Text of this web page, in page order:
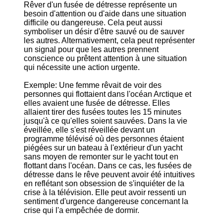
Rêver d'un fusée de détresse représente un
besoin d'attention ou d'aide dans une situation
difficile ou dangereuse. Cela peut aussi
symboliser un désir d'être sauvé ou de sauver
les autres. Alternativement, cela peut représenter
un signal pour que les autres prennent
conscience ou prêtent attention à une situation
qui nécessite une action urgente.
Exemple: Une femme rêvait de voir des
personnes qui flottaient dans l'océan Arctique et
elles avaient une fusée de détresse. Elles
allaient tirer des fusées toutes les 15 minutes
jusqu'à ce qu'elles soient sauvées. Dans la vie
éveillée, elle s'est réveillée devant un
programme télévisé où des personnes étaient
piégées sur un bateau à l'extérieur d'un yacht
sans moyen de remonter sur le yacht tout en
flottant dans l'océan. Dans ce cas, les fusées de
détresse dans le rêve peuvent avoir été intuitives
en reflétant son obsession de s'inquiéter de la
crise à la télévision. Elle peut avoir ressenti un
sentiment d'urgence dangereuse concernant la
crise qui l'a empêchée de dormir.